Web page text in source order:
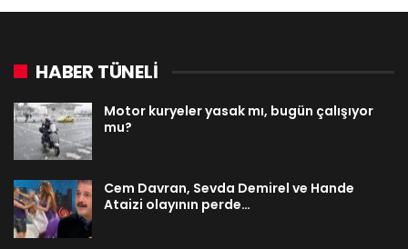
HABER TÜNELİ
Motor kuryeler yasak mı, bugün çalışıyor
mu?
Cem Davran, Sevda Demirel ve Hande
Ataizi olayının perde…